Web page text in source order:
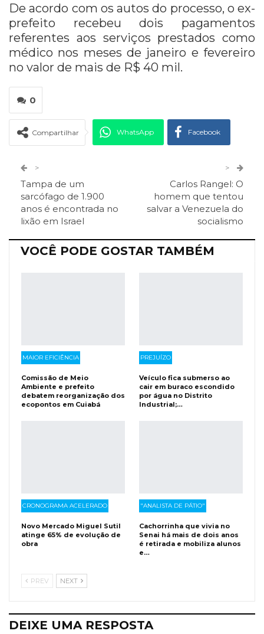
De acordo com os autos do processo, o ex-
prefeito recebeu dois pagamentos
referentes aos serviços prestados como
médico nos meses de janeiro e fevereiro
no valor de mais de R$ 40 mil.
0
Compartilhar WhatsApp Facebook
ReddIt
Facebook Messenger O email
>
Tampa de um
sarcófago de 1.900
anos é encontrada no
lixão em Israel
>
Carlos Rangel: O
homem que tentou
salvar a Venezuela do
socialismo
VOCÊ PODE GOSTAR TAMBÉM
MAIOR EFICIÊNCIA
Comissão de Meio
Ambiente e prefeito
debatem reorganização dos
ecopontos em Cuiabá
PREJUÍZO
Veículo fica submerso ao
cair em buraco escondido
por água no Distrito
Industrial;…
CRONOGRAMA ACELERADO
Novo Mercado Miguel Sutil
atinge 65% de evolução de
obra
"ANALISTA DE PÁTIO"
Cachorrinha que vivia no
Senai há mais de dois anos
é retirada e mobiliza alunos
e…
PREV NEXT
DEIXE UMA RESPOSTA